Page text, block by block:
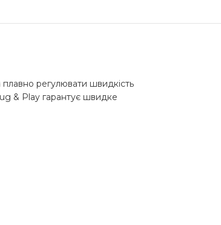
регулювати швидкість
& Play гарантує швидке